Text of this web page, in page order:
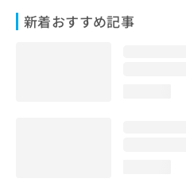
新着おすすめ記事
問